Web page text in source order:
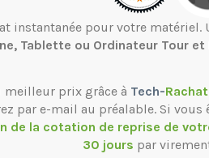
instantanée pour votre
Tablette ou Ordinateur Tour et
meilleur prix grâce à Tech-
par e-mail au préalable. Si
de la cotation de reprise de
30 jours par